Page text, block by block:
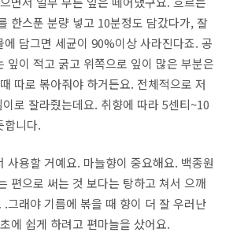
한스푼 분량 넣고 10분정도 담갔다가, 잘
담그면 세균이 90%이상 사라진다죠. 공
잎이 적고 굵고 위쪽으로 잎이 많은 부분은
따로 볶아줘야 하거든요. 전체적으로 저
로 잘라줬는데요. 취향에 따라 5센티~10
합니다.
사용할 거예요. 마늘향이 중요해요. 백종원
편으로 써는 것 보다는 탕하고 쳐서 으깨
그래야 기름에 볶을 때 향이 더 잘 우러난
에 쉽게 하려고 편마늘을 샀어요.